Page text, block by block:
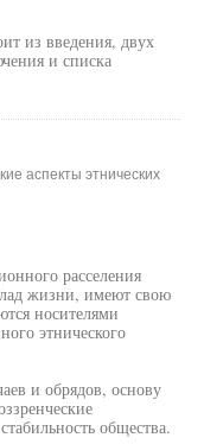
из введения, двух
и списка
аспекты этнических
расселения
жизни, имеют свою
носителями
этнического
и обрядов, основу
общества.